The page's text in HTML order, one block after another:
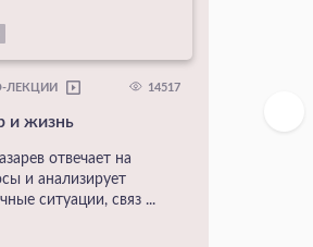
ЛЕКЦИИ 14517
и жизнь
отвечает на
и анализирует
ситуации, связ ...